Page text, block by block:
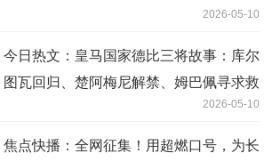
2026-05-10
今日热文：皇马国家德比三将故事：库尔
图瓦回归、楚阿梅尼解禁、姆巴佩寻求救
2026-05-10
焦点快播：全网征集！用超燃口号，为长